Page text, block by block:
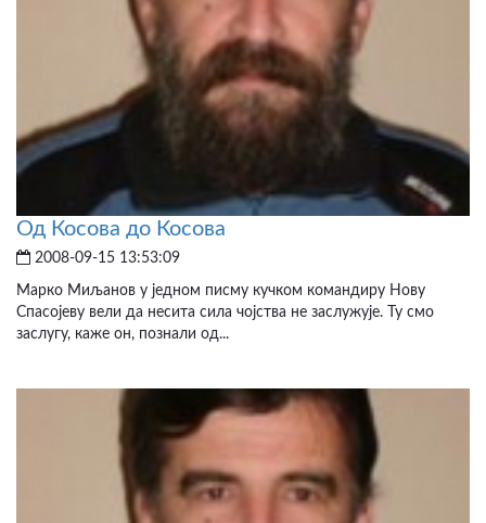
Од Косова до Косова
2008-09-15 13:53:09
Марко Миљанов у једном писму кучком командиру Нову
Спасојеву вели да несита сила чојства не заслужује. Ту смо
заслугу, каже он, познали од...